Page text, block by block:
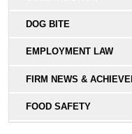
DOG BITE
EMPLOYMENT LAW
FIRM NEWS &
FOOD SAFETY